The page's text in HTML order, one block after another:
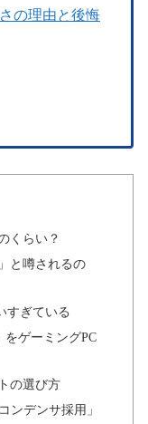
の理由と後悔
くらい？
と噂されるの
すぎている
をゲーミングPC
の選び方
デンサ採用」